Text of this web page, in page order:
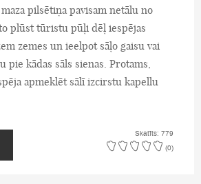
pilsētiņa pavisam netālu no
plūst tūristu pūļi dēļ iespējas
zemes un ieelpot sāļo gaisu vai
pie kādas sāls sienas. Protams,
apmeklēt sālī izcirstu kapellu
Skatīts: 779
(0)